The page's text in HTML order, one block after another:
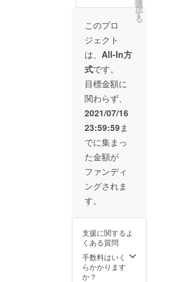
nstagra
kinniko
niko
ど5種類
を2個ず
つ合計
10個お
詰めし
ます。
冷凍保
存でお
よそ
一ヶ月
保存可
能で
す。
https://i
nstagra
m.com/
oyatsu
_tomo/
ンツー
マンで
ごえん
や。の
大人気
シフォ
ンケー
キのレ
シピを
そのま
ま伝授
しま
す。 お
そらく
最初で
最後の
シフォ
ンケー
キレッ
キッチ
ジオ
えん
にて行
います
が、遠
選
択
す
る
このプロ
ジェクト
は、 All-In方
式です。
目標金額に
関わらず、
2021/07/16
23:59:59ま
でに集まっ
た金額が
ファンディ
ングされま
す。
支援に関するよ
くある質問
手数料はいく
らかかります
か？